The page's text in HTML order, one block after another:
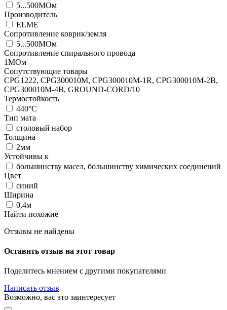
5...500МОм
Производитель
ELME
Сопротивление коврик/земля
5...500МОм
Сопротивление спирального провода
1МОм
Сопутствующие товары
CPG1222, CPG300010M, CPG300010M-1R, CPG300010M-2B,
CPG300010M-4B, GROUND-CORD/10
Термостойкость
440°C
Тип мата
столовый набор
Толщина
2мм
Устойчивы к
большинству масел, большинству химических соединений
Цвет
синий
Ширина
0,4м
Найти похожие
Отзывы не найдены
Оставить отзыв на этот товар
Поделитесь мнением с другими покупателями
Написать отзыв
Возможно, вас это заинтересует